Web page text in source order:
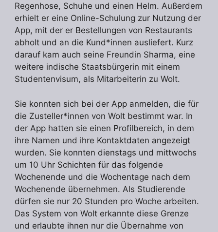
Regenhose, Schuhe und einen Helm. Außerdem
erhielt er eine Online-Schulung zur Nutzung der
App, mit der er Bestellungen von Restaurants
abholt und an die Kund*innen ausliefert. Kurz
darauf kam auch seine Freundin Sharma, eine
weitere indische Staatsbürgerin mit einem
Studentenvisum, als Mitarbeiterin zu Wolt.
Sie konnten sich bei der App anmelden, die für
die Zusteller*innen von Wolt bestimmt war. In
der App hatten sie einen Profilbereich, in dem
ihre Namen und ihre Kontaktdaten angezeigt
wurden. Sie konnten dienstags und mittwochs
um 10 Uhr Schichten für das folgende
Wochenende und die Wochentage nach dem
Wochenende übernehmen. Als Studierende
dürfen sie nur 20 Stunden pro Woche arbeiten.
Das System von Wolt erkannte diese Grenze
und erlaubte ihnen nur die Übernahme von